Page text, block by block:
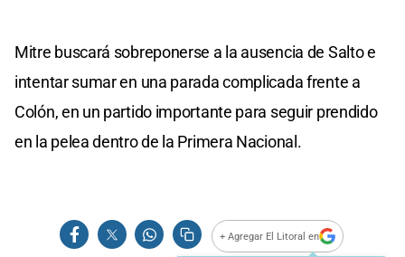
Mitre buscará sobreponerse a la ausencia de Salto e
intentar sumar en una parada complicada frente a
Colón, en un partido importante para seguir prendido
en la pelea dentro de la Primera Nacional.
+ Agregar El Litoral en